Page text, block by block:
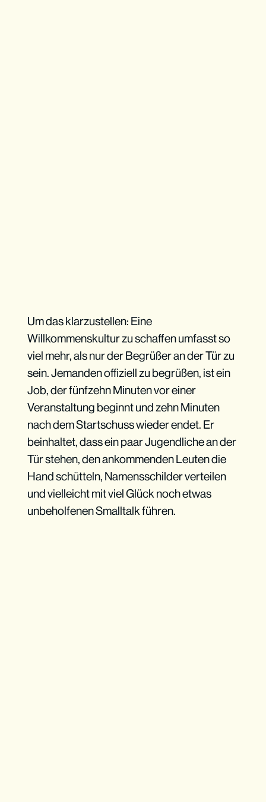
Um das klarzustellen: Eine
Willkommenskultur zu schaffen umfasst so
viel mehr, als nur der Begrüßer an der Tür zu
sein. Jemanden offiziell zu begrüßen, ist ein
Job, der fünfzehn Minuten vor einer
Veranstaltung beginnt und zehn Minuten
nach dem Startschuss wieder endet. Er
beinhaltet, dass ein paar Jugendliche an der
Tür stehen, den ankommenden Leuten die
Hand schütteln, Namensschilder verteilen
und vielleicht mit viel Glück noch etwas
unbeholfenen Smalltalk führen.